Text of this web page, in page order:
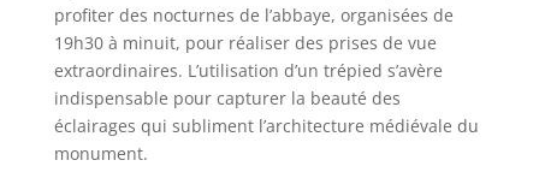
profiter des nocturnes de l’abbaye, organisées de
19h30 à minuit, pour réaliser des prises de vue
extraordinaires. L’utilisation d’un trépied s’avère
indispensable pour capturer la beauté des
éclairages qui subliment l’architecture médiévale du
monument.